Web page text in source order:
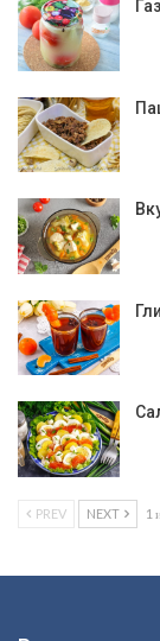
PREV NEXT 1